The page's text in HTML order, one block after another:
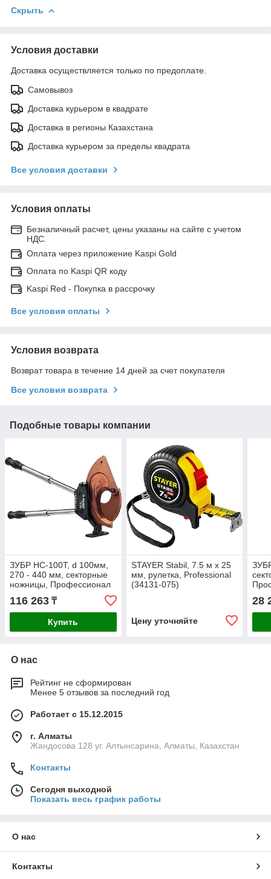
Скрыть
Условия доставки
Доставка осуществляется только по предоплате.
Самовывоз
Доставка курьером в квадрате
Доставка в регионы Казахстана
Доставка курьером за пределы квадрата
Все условия доставки
Условия оплаты
Безналичный расчет, цены указаны на сайте с учетом
НДС.
Оплата через приложение Kaspi Gold
Оплата по Kaspi QR коду
Kaspi Red - Покупка в рассрочку
Все условия оплаты
Условия возврата
Возврат товара в течение 14 дней за счет покупателя
Все условия возврата
Подобные товары компании
ЗУБР НС-100T, d 100мм,
270 - 440 мм, секторные
ножницы, Профессионал
(23353-100)
116 263 ₸
Купить
STAYER Stabil, 7.5 м х 25
мм, рулетка, Professional
(34131-075)
Цену уточняйте
28
О нас
Рейтинг не сформирован
Менее 5 отзывов за последний год
Работает с 15.12.2015
г. Алматы
Жандосова 128 уг. Алтынсарина, Алматы, Казахстан
Контакты
Сегодня выходной
Показать весь график работы
О нас
Контакты